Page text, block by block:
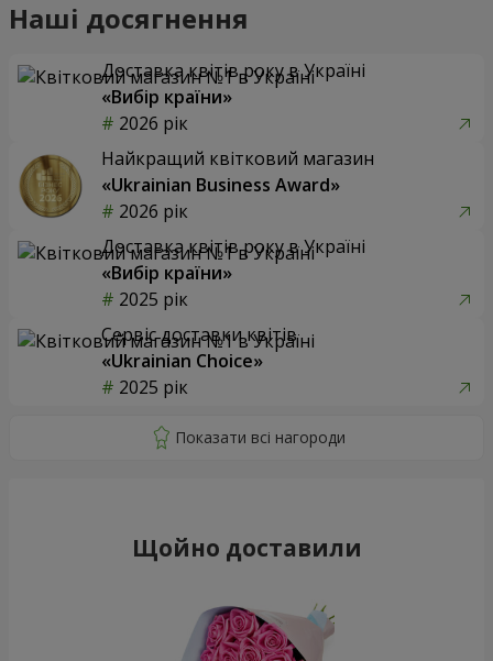
Наші досягнення
Доставка квітів року в Україні
«Вибір країни»
2026 рік
Найкращий квітковий магазин
«Ukrainian Business Award»
2026 рік
Доставка квітів року в Україні
«Вибір країни»
2025 рік
Сервіс доставки квітів
«Ukrainian Choice»
2025 рік
Щойно доставили